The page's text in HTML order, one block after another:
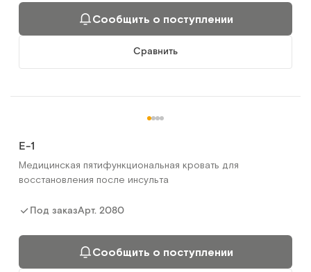
Сообщить о поступлении
Сравнить
Е-1
Медицинская пятифункциональная кровать для
восстановления после инсульта
Под заказАрт. 2080
Сообщить о поступлении